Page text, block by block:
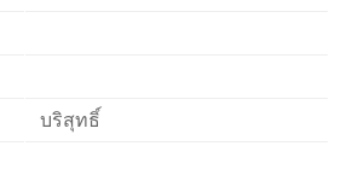
บริสุทธิ์